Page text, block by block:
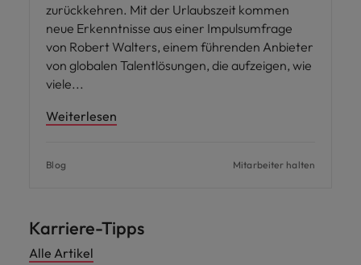
zurückkehren. Mit der Urlaubszeit kommen
neue Erkenntnisse aus einer Impulsumfrage
von Robert Walters, einem führenden Anbieter
von globalen Talentlösungen, die aufzeigen, wie
viele
Weiterlesen
Blog Mitarbeiter halten
Karriere-Tipps
Alle Artikel